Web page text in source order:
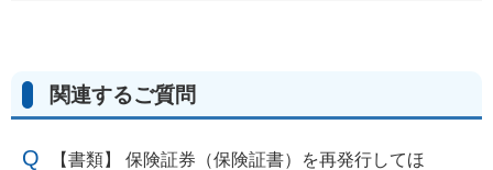
関連するご質問
【書類】 保険証券（保険証書）を再発行してほ